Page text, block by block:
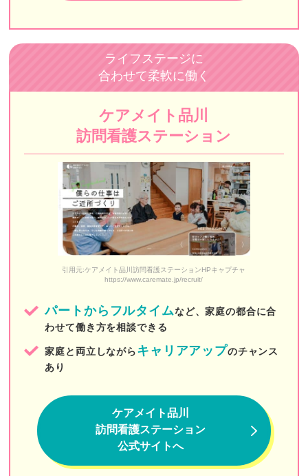
こころ訪問看護リハビリステーション板橋
プレモ訪問看護リハビリステーション
訪問看護ステーションはな中野 新宿支店
stella訪問看護ステーション
訪問看護ステーションナースであんしん
調布東山病院 在宅センター
いちご訪問介護ステーション
さわやか訪問看護ステーション
MIRAI訪問看護ステーション東京
いきいきSUN訪問看護リハビリステーション
ケアメイト品川訪問看護ステーション
ニチイの介護（ニチイ学館）
訪問看護ステーションすぴか
訪問看護ステーションリンク
すみれ訪問看護ステーション（フォレスト）
デイジー（DayGee）
ライフステージに
合わせて柔軟に働く
ケアメイト品川
訪問看護ステーション
引用元:ケアメイト品川訪問看護ステーションHPキャプチャ
https://www.caremate.jp/recruit/
パートからフルタイムなど、家庭の都合に合
わせて働き方を相談できる
家庭と両立しながらキャリアアップのチャンス
あり
ケアメイト品川
訪問看護ステーション
公式サイトへ